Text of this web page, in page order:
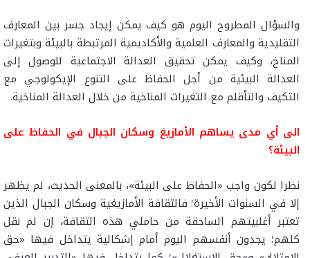
والسؤال المطروح اليوم هو كيف يمكن إيجاد جسر بين المعارف
التقليدية والمعارف العلمية والأكاديمية المرتبطة بالبيئة وبتغيرات
المناخ، وكيف يمكن تحقيق العدالة الاجتماعية للوصول إلى
العدالة البيئية من أجل الحفاظ على التنوع الإيكولوجي مع
التكيف والتأقلم مع التغيرات المناخية من خلال العدالة المناخية.
الى أي مدى يساهم الأمازيغ وسكان الجبال في الحفاظ على
البيئة؟
نظرا لكون واجب «الحفاظ على البيئة»، بالمعنى الحديث، لم يظهر
إلا في السنوات الأخيرة؛ فالثقافة الأمازيغية وسكان الجبال الذين
تعتبر أغلبيتهم الساحقة من حاملي هذه الثقافة، إن لم نقل
كلهم؛ يجدون أنفسهم اليوم أمام إشكالية يتداخل فيها «حق